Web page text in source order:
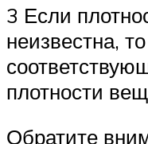
3 Если
неизвестна,
плотности
Обратите